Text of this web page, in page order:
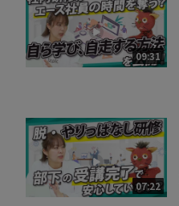
09:31
07:22